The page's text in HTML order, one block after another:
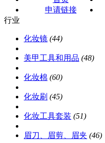
申请链接
行业
化妆镜 (44)
美甲工具和用品 (48)
化妆棉 (60)
化妆刷 (45)
化妆工具套装 (51)
眉刀、眉剪、眉夹 (46)